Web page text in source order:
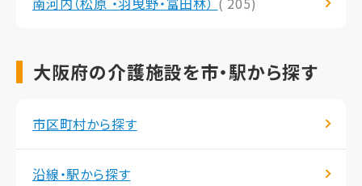
大阪府の介護施設を市・駅から探す
市区町村から探す
沿線・駅から探す